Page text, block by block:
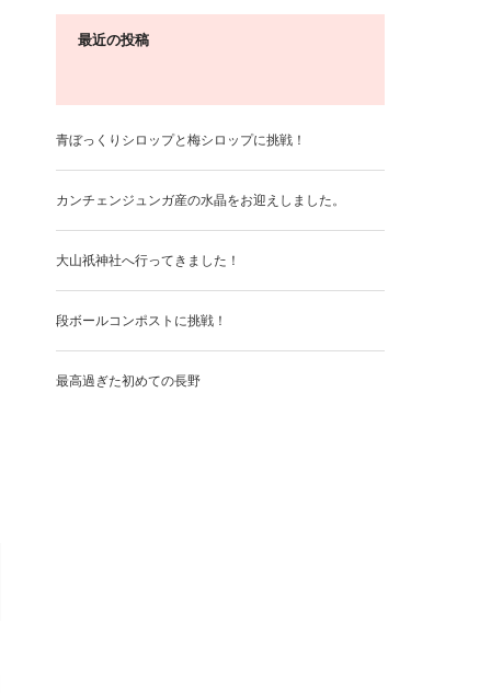
最近の投稿
青ぼっくりシロップと梅シロップに挑戦！
カンチェンジュンガ産の水晶をお迎えしました。
大山祇神社へ行ってきました！
段ボールコンポストに挑戦！
最高過ぎた初めての長野